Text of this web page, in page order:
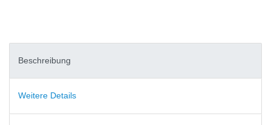
Beschreibung
Weitere Details